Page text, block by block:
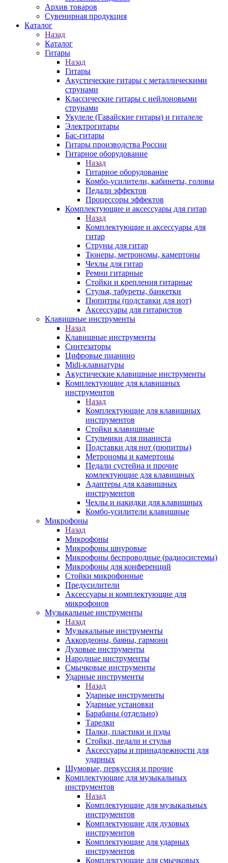
Архив товаров
Сувенирная продукция
Каталог
Назад
Каталог
Гитары
Назад
Гитары
Акустические гитары с металлическими
струнами
Классические гитары с нейлоновыми
струнами
Укулеле (Гавайские гитары) и гиталеле
Электрогитары
Бас-гитары
Гитары производства России
Гитарное оборудование
Назад
Гитарное оборудование
Комбо-усилители, кабинеты, головы
Педали эффектов
Процессоры эффектов
Комплектующие и аксессуары для гитар
Назад
Комплектующие и аксессуары для
гитар
Струны для гитар
Тюнеры, метрономы, камертоны
Чехлы для гитар
Ремни гитарные
Стойки и крепления гитарные
Стулья, табуреты, банкетки
Пюпитры (подставки для нот)
Аксессуары для гитаристов
Клавишные инструменты
Назад
Клавишные инструменты
Синтезаторы
Цифровые пианино
Midi-клавиатуры
Акустические клавишные инструменты
Комплектующие для клавишных
инструментов
Назад
Комплектующие для клавишных
инструментов
Стойки клавишные
Стульчики для пианиста
Подставки для нот (пюпитры)
Метрономы и камертоны
Педали сустейна и прочие
комлектующие для клавишных
Адаптеры для клавишных
инструментов
Чехлы и накидки для клавишных
Комбо-усилители клавишные
Микрофоны
Назад
Микрофоны
Микрофоны шнуровые
Микрофоны беспроводные (радиосистемы)
Микрофоны для конференций
Стойки микрофонные
Предусилители
Аксессуары и комплектующие для
микрофонов
Музыкальные инструменты
Назад
Музыкальные инструменты
Аккордеоны, баяны, гармони
Духовые инструменты
Народные инструменты
Смычковые инструменты
Ударные инструменты
Назад
Ударные инструменты
Ударные установки
Барабаны (отдельно)
Тарелки
Палки, пластики и пэды
Стойки, педали и стулья
Аксессуары и принадлежности для
ударных
Шумовые, перкуссия и прочие
Комплектующие для музыкальных
инструментов
Назад
Комплектующие для музыкальных
инструментов
Комплектующие для духовых
инструментов
Комплектующие для ударных
инструментов
Комплектующие для смычковых